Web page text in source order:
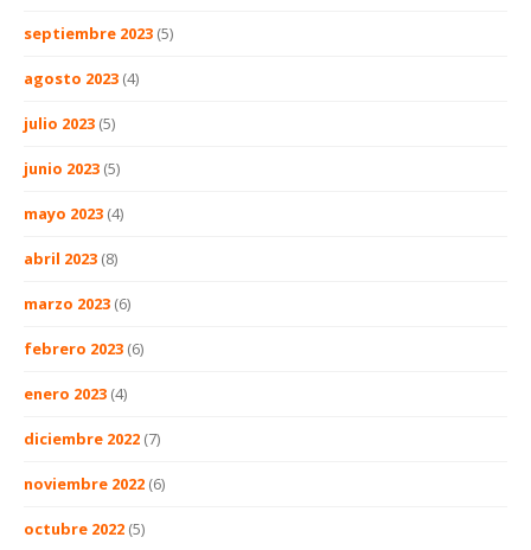
septiembre 2023 (5)
agosto 2023 (4)
julio 2023 (5)
junio 2023 (5)
mayo 2023 (4)
abril 2023 (8)
marzo 2023 (6)
febrero 2023 (6)
enero 2023 (4)
diciembre 2022 (7)
noviembre 2022 (6)
octubre 2022 (5)